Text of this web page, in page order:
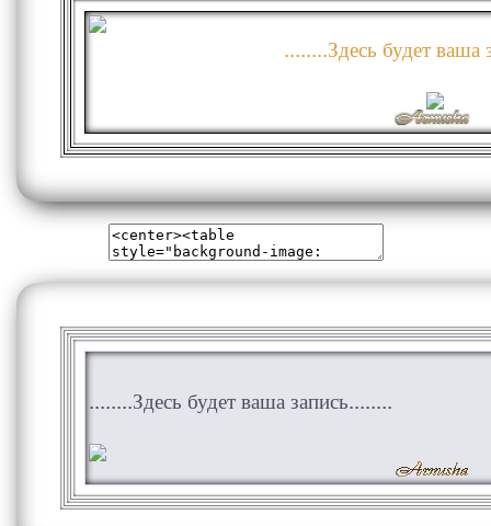
........Здесь будет ваша
........Здесь будет ваша запись........